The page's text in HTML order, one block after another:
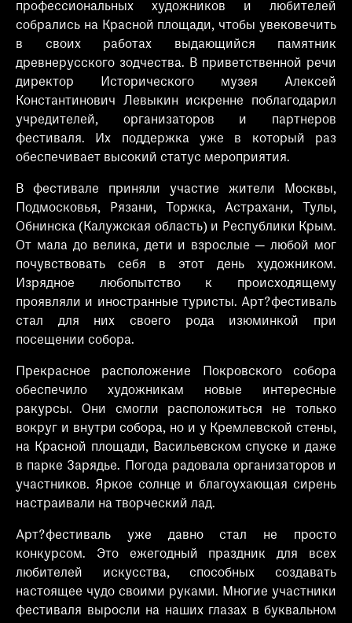
профессиональных художников и любителей
собрались на Красной площади, чтобы увековечить
в своих работах выдающийся памятник
древнерусского зодчества. В приветственной речи
директор Исторического музея Алексей
Константинович Левыкин искренне поблагодарил
учредителей, организаторов и партнеров
фестиваля. Их поддержка уже в который раз
обеспечивает высокий статус мероприятия.
В фестивале приняли участие жители Москвы,
Подмосковья, Рязани, Торжка, Астрахани, Тулы,
Обнинска (Калужская область) и Республики Крым.
От мала до велика, дети и взрослые — любой мог
почувствовать себя в этот день художником.
Изрядное любопытство к происходящему
проявляли и иностранные туристы. Арт?фестиваль
стал для них своего рода изюминкой при
посещении собора.
Прекрасное расположение Покровского собора
обеспечило художникам новые интересные
ракурсы. Они смогли расположиться не только
вокруг и внутри собора, но и у Кремлевской стены,
на Красной площади, Васильевском спуске и даже
в парке Зарядье. Погода радовала организаторов и
участников. Яркое солнце и благоухающая сирень
настраивали на творческий лад.
Арт?фестиваль уже давно стал не просто
конкурсом. Это ежегодный праздник для всех
любителей искусства, способных создавать
настоящее чудо своими руками. Многие участники
фестиваля выросли на наших глазах в буквальном